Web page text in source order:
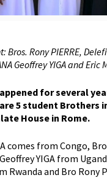
Bros. Rony PIERRE,
Geoffrey YIGA and Eric
for several
5 student Brothers
House in Rome.
comes from Congo,
YIGA from
Rwanda and Bro Rony